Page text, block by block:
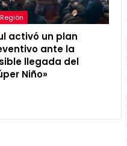
activó un plan
ante la
llegada del
Niño»